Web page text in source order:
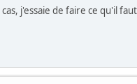
j'essaie de faire ce qu'il